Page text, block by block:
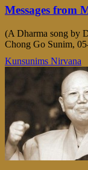
Messages from
(A Dharma song by
Chong Go Sunim,
Kunsunims Nirvana